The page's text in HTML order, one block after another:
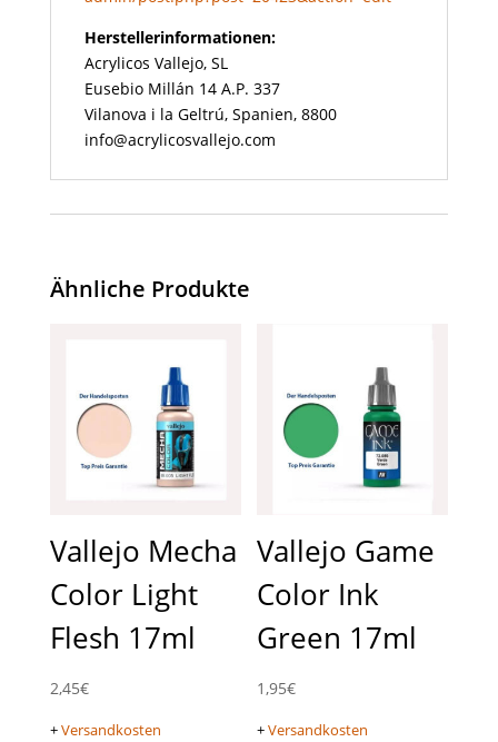
Herstellerinformationen:
Acrylicos Vallejo, SL
Eusebio Millán 14 A.P. 337
Vilanova i la Geltrú, Spanien, 8800
info@acrylicosvallejo.com
Ähnliche Produkte
Vallejo Mecha
Color Light
Flesh 17ml
2,45€
+Versandkosten
Vallejo Game
Color Ink
Green 17ml
1,95€
+Versandkosten